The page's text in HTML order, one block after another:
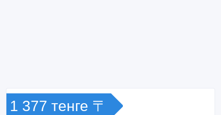
1 377 тенге 〒